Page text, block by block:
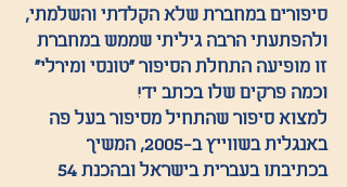
סיפורים במחברת שלא הקלדתי והשלמתי,
ולהפתעתי הרבה גיליתי שממש במחברת
זו מופיעה התחלת הסיפור "טונסי ומירלי"
וכמה פרקים שלו בכתב יד!
למצוא סיפור שהתחיל מסיפור בעל פה
באנגלית בשווייץ ב-2005, המשיך